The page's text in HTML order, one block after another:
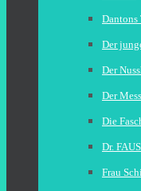
Dantons
Der
Der
Der
Die
Dr.
Frau